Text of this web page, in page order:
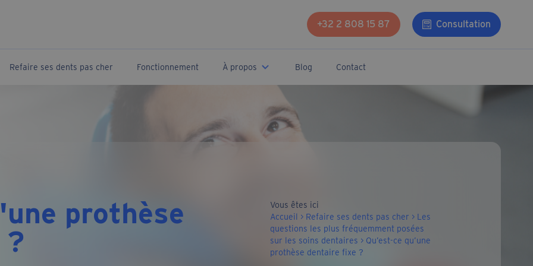
+32 2 808 15 87 Consultation
Refaire ses dents pas cher Fonctionnement À propos
À propos de Newdentaire
Témoignages
Blog Contact
prothèse
Vous êtes ici
Accueil > Refaire ses dents pas cher > Les
questions les plus fréquemment posées
sur les soins dentaires > Qu’est-ce qu’une
prothèse dentaire fixe ?